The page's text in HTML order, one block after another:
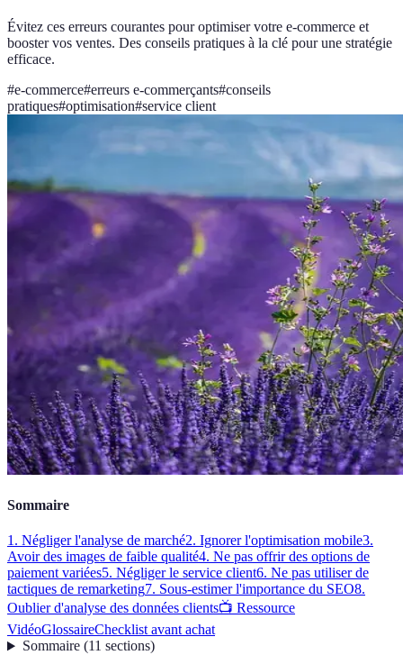
Évitez ces erreurs courantes pour optimiser votre e-commerce et
booster vos ventes. Des conseils pratiques à la clé pour une stratégie
efficace.
#e-commerce#erreurs e-commerçants#conseils
pratiques#optimisation#service client
Sommaire
1. Négliger l'analyse de marché2. Ignorer l'optimisation mobile3.
Avoir des images de faible qualité4. Ne pas offrir des options de
paiement variées5. Négliger le service client6. Ne pas utiliser de
tactiques de remarketing7. Sous-estimer l'importance du SEO8.
Oublier d'analyse des données clients📺 Ressource
VidéoGlossaireChecklist avant achat
Sommaire(11 sections)